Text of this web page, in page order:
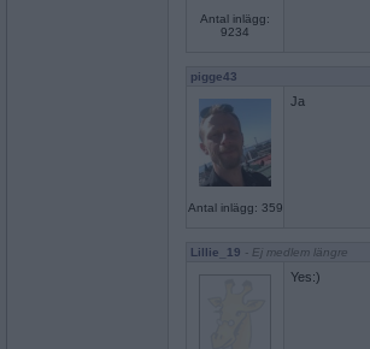
Antal inlägg:
9234
pigge43
Antal inlägg: 359
Ja
Lillie_19 - Ej medlem längre
Yes:)